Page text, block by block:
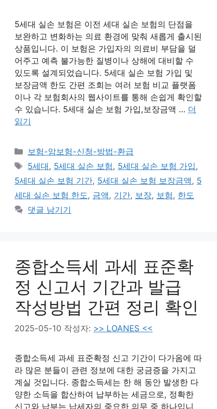
5세대 실손 보험은 이전 세대 실손 보험의 단점을
보완하고 변화하는 의료 환경에 맞춰 새롭게 출시된
상품입니다. 이 보험은 가입자의 의료비 부담을 덜
어주고 예측 불가능한 질병이나 상해에 대비할 수
있도록 설계되었습니다. 5세대 실손 보험 가입 및
보장금액 한도 간편 조회는 여러 보험 비교 플랫폼
이나 각 보험회사의 웹사이트를 통해 손쉽게 확인할
수 있습니다. 5세대 실손 보험 가입,보장금액 … 더
읽기
카
테
리
보험-암보험-신청-방법-환급
태
그
5세대 , 5세대 실손 보험 , 5세대 실손 보험 가입 ,
5세대 실손 보험 기간, 5세대 실손 보험 보장금액 , 5
세대 실손 보험 한도 , 금액 , 기간, 보장, 보험 , 한도
댓글 남기기
종합소득세 과세 표준확
정 신고서 기간과 발급
작성방법 간편 정리 확인
2025-05-10 작성자: >> LOANES <<
종합소득세 과세 표준확정 신고 기간이 다가옴에 따
라 많은 분들이 관련 정보에 대한 궁금증을 가지고
계실 것입니다. 종합소득세는 한 해 동안 발생한 다
양한 소득을 합산하여 납부하는 세금으로, 정확한
신고와 납부는 납세자의 중요한 의무 중 하나입니